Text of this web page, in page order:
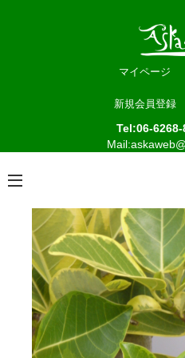
マイページ
新規会員登録
Tel:06-6268-